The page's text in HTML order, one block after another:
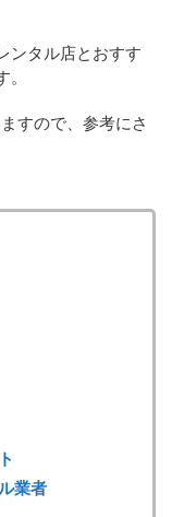
ンタル店とおすす
すので、参考にさ
業者